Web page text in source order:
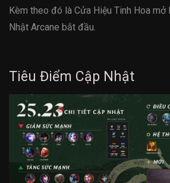
Kèm theo đó là Cửa Hiệu Tinh Hoa mở
Nhật Arcane bắt đầu.
Tiêu Điểm Cập Nhật